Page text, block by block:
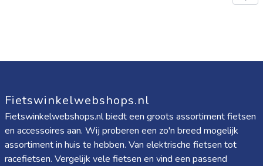
Fietswinkelwebshops.nl
Fietswinkelwebshops.nl biedt een groots assortiment fietsen
en accessoires aan. Wij proberen een zo'n breed mogelijk
assortiment in huis te hebben. Van elektrische fietsen tot
racefietsen. Vergelijk vele fietsen en vind een passend